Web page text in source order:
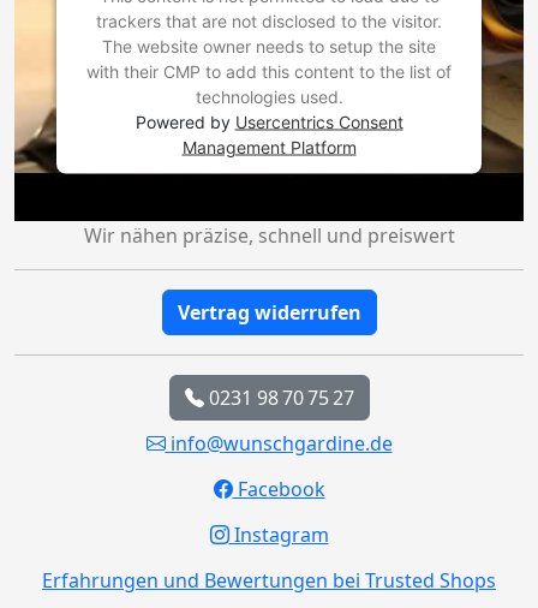
trackers that are not disclosed to the visitor.
The website owner needs to setup the site
with their CMP to add this content to the list of
technologies used.
Powered by Usercentrics Consent
Management Platform
Wir nähen präzise, schnell und preiswert
Vertrag widerrufen
0231 98 70 75 27
info@wunschgardine.de
Facebook
Instagram
Erfahrungen und Bewertungen bei Trusted Shops